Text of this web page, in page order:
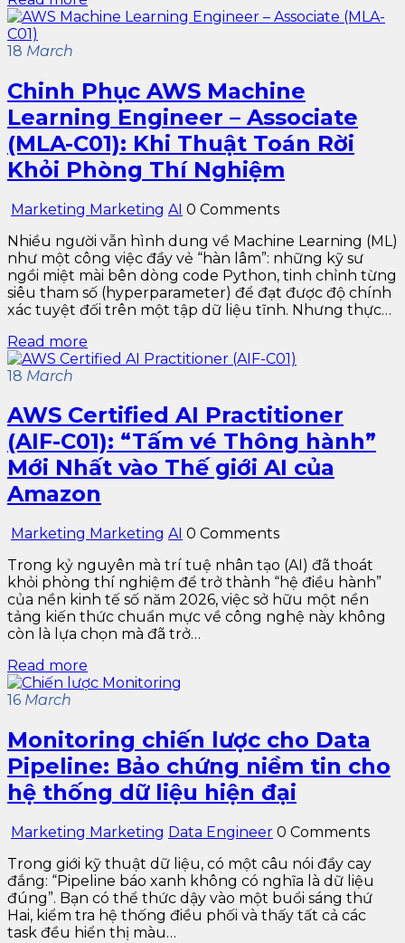
18 March
Chinh Phục AWS Machine
Learning Engineer – Associate
(MLA-C01): Khi Thuật Toán Rời
Khỏi Phòng Thí Nghiệm
Marketing Marketing AI 0 Comments
Nhiều người vẫn hình dung về Machine Learning (ML)
như một công việc đầy vẻ “hàn lâm”: những kỹ sư
ngồi miệt mài bên dòng code Python, tinh chỉnh từng
siêu tham số (hyperparameter) để đạt được độ chính
xác tuyệt đối trên một tập dữ liệu tĩnh. Nhưng thực…
Read more
18 March
AWS Certified AI Practitioner
(AIF-C01): “Tấm vé Thông hành”
Mới Nhất vào Thế giới AI của
Amazon
Marketing Marketing AI 0 Comments
Trong kỷ nguyên mà trí tuệ nhân tạo (AI) đã thoát
khỏi phòng thí nghiệm để trở thành “hệ điều hành”
của nền kinh tế số năm 2026, việc sở hữu một nền
tảng kiến thức chuẩn mực về công nghệ này không
còn là lựa chọn mà đã trở…
Read more
16 March
Monitoring chiến lược cho Data
Pipeline: Bảo chứng niềm tin cho
hệ thống dữ liệu hiện đại
Marketing Marketing Data Engineer 0 Comments
Trong giới kỹ thuật dữ liệu, có một câu nói đầy cay
đắng: “Pipeline báo xanh không có nghĩa là dữ liệu
đúng”. Bạn có thể thức dậy vào một buổi sáng thứ
Hai, kiểm tra hệ thống điều phối và thấy tất cả các
task đều hiển thị màu…